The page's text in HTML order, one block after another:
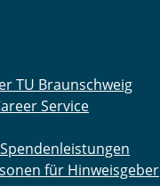
TU Braunschweig
Service
für Hinweisgeber